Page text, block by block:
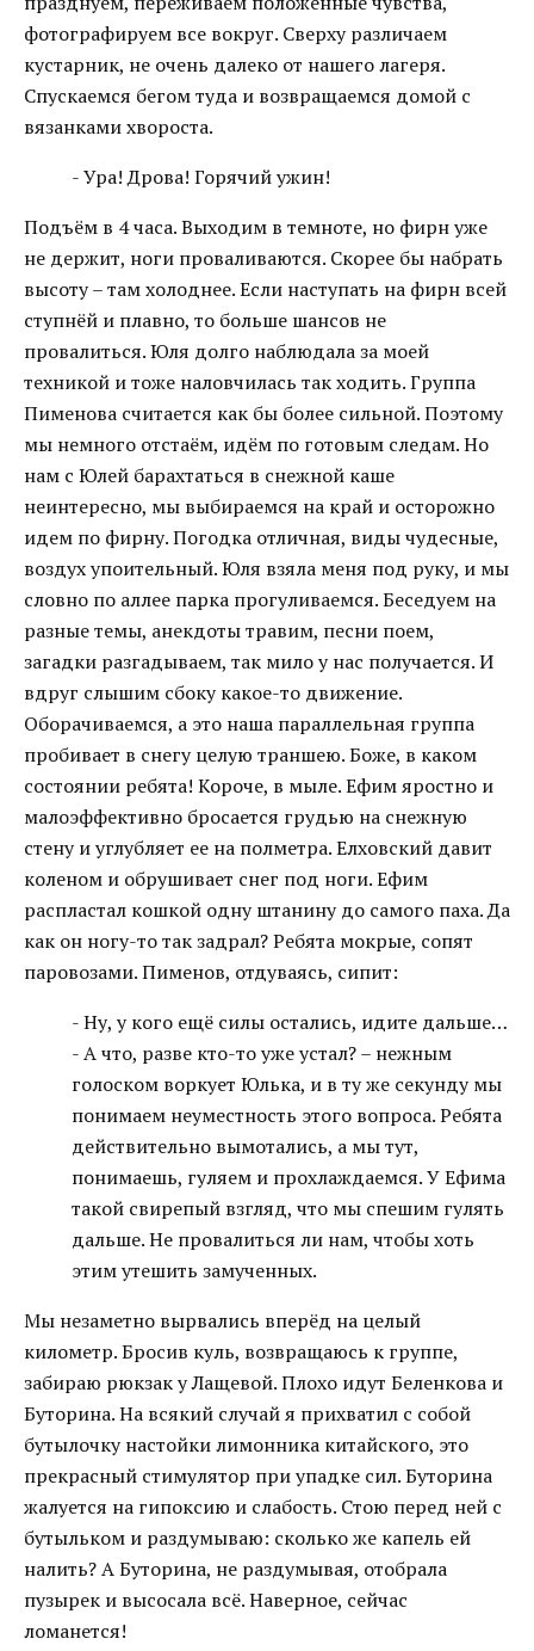
фотографируем все вокруг. Сверху различаем
кустарник, не очень далеко от нашего лагеря.
Спускаемся бегом туда и возвращаемся домой с
вязанками хвороста.
- Ура! Дрова! Горячий ужин!
Подъём в 4 часа. Выходим в темноте, но фирн уже
не держит, ноги проваливаются. Скорее бы набрать
высоту – там холоднее. Если наступать на фирн всей
ступнёй и плавно, то больше шансов не
провалиться. Юля долго наблюдала за моей
техникой и тоже наловчилась так ходить. Группа
Пименова считается как бы более сильной. Поэтому
мы немного отстаём, идём по готовым следам. Но
нам с Юлей барахтаться в снежной каше
неинтересно, мы выбираемся на край и осторожно
идем по фирну. Погодка отличная, виды чудесные,
воздух упоительный. Юля взяла меня под руку, и мы
словно по аллее парка прогуливаемся. Беседуем на
разные темы, анекдоты травим, песни поем,
загадки разгадываем, так мило у нас получается. И
вдруг слышим сбоку какое-то движение.
Оборачиваемся, а это наша параллельная группа
пробивает в снегу целую траншею. Боже, в каком
состоянии ребята! Короче, в мыле. Ефим яростно и
малоэффективно бросается грудью на снежную
стену и углубляет ее на полметра. Елховский давит
коленом и обрушивает снег под ноги. Ефим
распластал кошкой одну штанину до самого паха. Да
как он ногу-то так задрал? Ребята мокрые, сопят
паровозами. Пименов, отдуваясь, сипит:
- Ну, у кого ещё силы остались, идите дальше…
- А что, разве кто-то уже устал? – нежным
голоском воркует Юлька, и в ту же секунду мы
понимаем неуместность этого вопроса. Ребята
действительно вымотались, а мы тут,
понимаешь, гуляем и прохлаждаемся. У Ефима
такой свирепый взгляд, что мы спешим гулять
дальше. Не провалиться ли нам, чтобы хоть
этим утешить замученных.
Мы незаметно вырвались вперёд на целый
километр. Бросив куль, возвращаюсь к группе,
забираю рюкзак у Лащевой. Плохо идут Беленкова и
Буторина. На всякий случай я прихватил с собой
бутылочку настойки лимонника китайского, это
прекрасный стимулятор при упадке сил. Буторина
жалуется на гипоксию и слабость. Стою перед ней с
бутыльком и раздумываю: сколько же капель ей
налить? А Буторина, не раздумывая, отобрала
пузырек и высосала всё. Наверное, сейчас
ломанется!